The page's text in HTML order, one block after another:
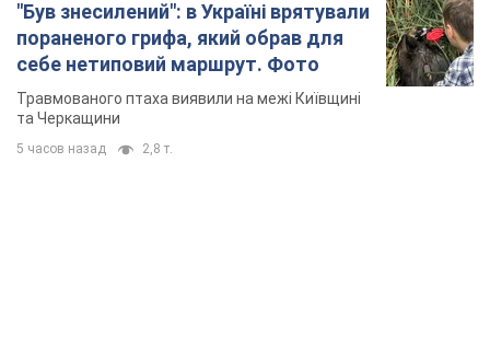
"Був знесилений": в Україні врятували
пораненого грифа, який обрав для
себе нетиповий маршрут. Фото
Травмованого птаха виявили на межі Київщині
та Черкащини
5 часов назад 2,8 т.